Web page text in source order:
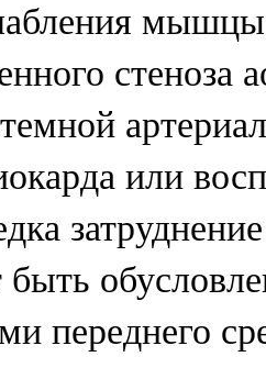
стеноза
или
переднего